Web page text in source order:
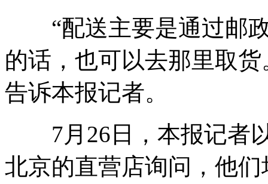
“配送主要是通过邮政
的话，也可以去那里取
告诉本报记者。
7月26日，本报记者以
北京的直营店询问，他